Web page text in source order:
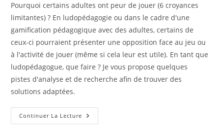
Pourquoi certains adultes ont peur de jouer (6 croyances
limitantes) ? En ludopédagogie ou dans le cadre d'une
gamification pédagogique avec des adultes, certains de
ceux-ci pourraient présenter une opposition face au jeu ou
à l'activité de jouer (même si cela leur est utile). En tant que
ludopédagogue, que faire ? Je vous propose quelques
pistes d'analyse et de recherche afin de trouver des
solutions adaptées.
Continuer La Lecture Pourquoi
Certains